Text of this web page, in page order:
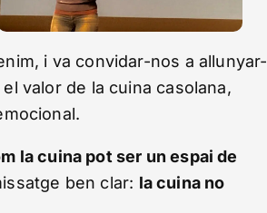
i va convidar-nos a allunyar-
valor de la cuina casolana,
la cuina pot ser un espai de
ben clar: la cuina no